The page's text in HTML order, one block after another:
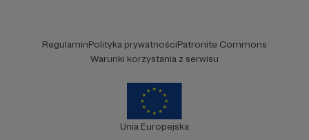
RegulaminPolityka prywatnościPatronite Commons
Warunki korzystania z serwisu
Unia Europejska